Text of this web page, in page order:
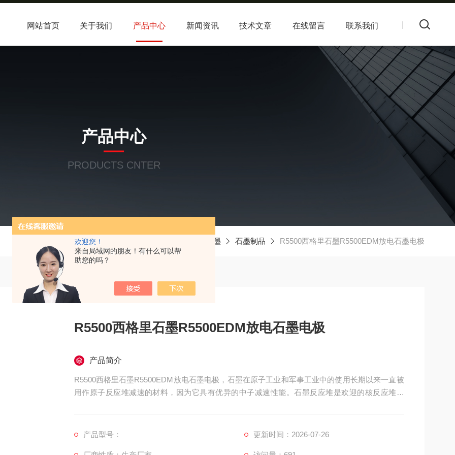
欢迎您！
来自局域网的朋友！有什么可以帮
助您的吗？
网站首页 关于我们 产品中心 新闻资讯 技术文章 在线留言 联系我们
产品中心
PRODUCTS CNTER
当前位置：首页 德国西格里石墨 石墨制品 R5500西格里石墨R5500EDM放电石墨电极
R5500西格里石墨R5500EDM放电石墨电极
产品简介
R5500西格里石墨R5500EDM放电石墨电极，石墨在原子工业和军事工业中的使用长期以来一直被
用作原子反应堆减速的材料，因为它具有优异的中子减速性能。石墨反应堆是欢迎的核反应堆之
产品型号： 更新时间：2026-07-26